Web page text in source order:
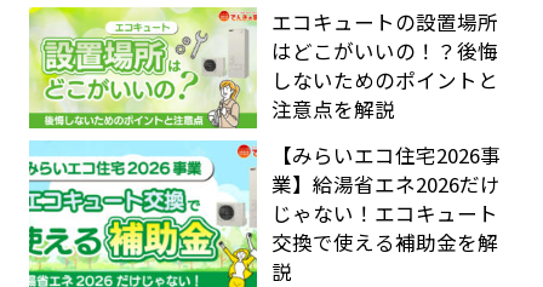
エコキュートの設置場所
はどこがいいの！？後悔
しないためのポイントと
注意点を解説
【みらいエコ住宅2026事
業】給湯省エネ2026だけ
じゃない！エコキュート
交換で使える補助金を解
説